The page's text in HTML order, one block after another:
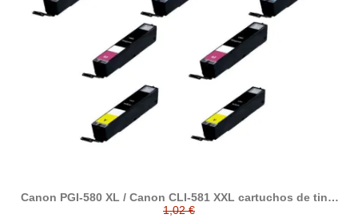
Canon PGI-580 XL / Canon CLI-581 XXL cartuchos de tinta
compatibles
1,02 €